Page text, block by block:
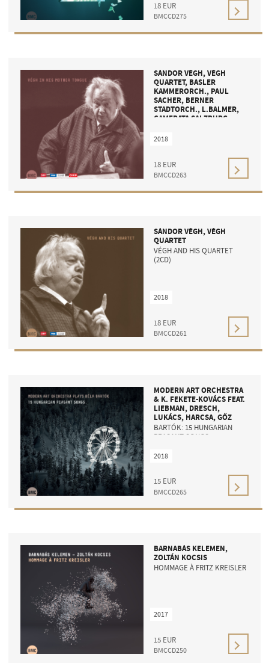
18 EUR
BMCCD275
SÁNDOR VÉGH, VÉGH
QUARTET, BASLER
KAMMERORCH., PAUL
SACHER, BERNER
STADTORCH., L.BALMER,
CAMERATA SALZBURG
TONGUE (2CD)
18 EUR
BMCCD263
2018
SÁNDOR VÉGH, VÉGH
QUARTET
VÉGH AND HIS QUARTET
(2CD)
18 EUR
BMCCD261
2018
MODERN ART ORCHESTRA
& K. FEKETE-KOVÁCS FEAT.
LIEBMAN, DRESCH,
LUKÁCS, HARCSA, GŐZ
BARTÓK: 15 HUNGARIAN
PEASANT SONGS
15 EUR
BMCCD265
2018
BARNABÁS KELEMEN,
ZOLTÁN KOCSIS
HOMMAGE À FRITZ KREISLER
15 EUR
BMCCD250
2017